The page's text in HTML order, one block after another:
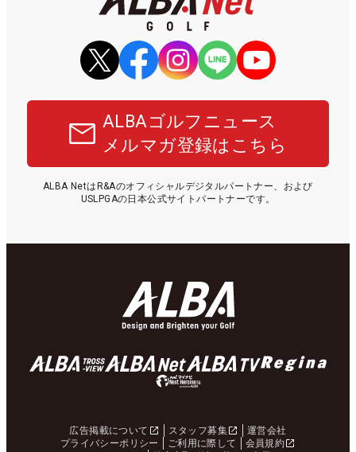
ALBAゴルフニュース
メルマガ登録はこちら
ALBA NetはR&Aのオフィシャルデジタルパートナー、および
USLPGAの日本公式サイトパートナーです。
広告掲載について スタッフ募集
運営会社
プライバシーポリシー
ご利用に際して
会員規約